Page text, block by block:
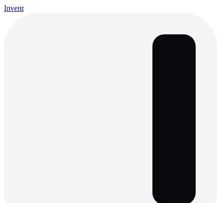
Invent